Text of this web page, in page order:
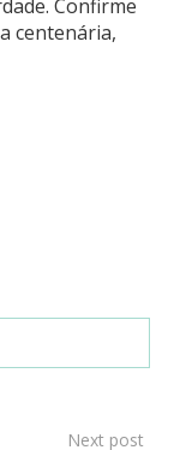
Confirme
centenária,
Next post